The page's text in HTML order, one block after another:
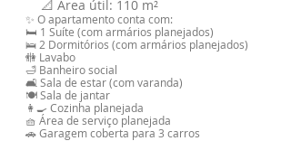
📐 Área útil: 110 m²
✨ O apartamento conta com:
🛏️ 1 Suíte (com armários planejados)
🛌 2 Dormitórios (com armários planejados)
🚻 Lavabo
🛁 Banheiro social
🛋️ Sala de estar (com varanda)
🍽️ Sala de jantar
👩‍🍳 Cozinha planejada
🧺 Área de serviço planejada
🚗 Garagem coberta para 3 carros